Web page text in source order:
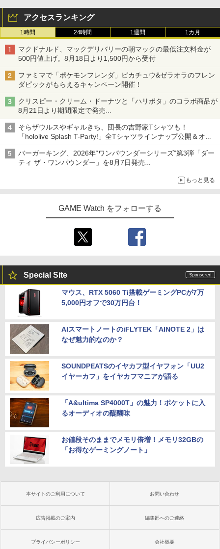
アクセスランキング
1時間 24時間 1週間 1カ月
マクドナルド、マックデリバリーの朝マックの最低注文料金が
500円値上げ。8月18日より1,500円から受付
ファミマで「ポケモンフレンダ」ピカチュウ&ゼラオラのフレン
ダピックがもらえるキャンペーン開催！
クリスピー・クリーム・ドーナツと「ハリポタ」のコラボ商品が
8月21日より期間限定で発売
組分け帽子ドーナツなど見た目も楽しい商品が登場
そらザウルスやギャルきち、団長の吉野家Tシャツも！
「hololive Splash T-Party!」全Tシャツラインナップ公開＆オン
ライン販売開始
バーガーキング、2026年“ワンパウンダーシリーズ”第3弾「ダー
ティ ザ・ワンパウンダー」を8月7日発売
もっと見る
GAME Watch をフォローする
Special Site
マウス、RTX 5060 Ti搭載ゲーミングPCが7万
5,000円オフで30万円台！
AIスマートノートのiFLYTEK「AINOTE 2」は
なぜ魅力的なのか？
SOUNDPEATSのイヤカフ型イヤフォン「UU2
イヤーカフ」をイヤカフマニアが語る
「A&ultima SP4000T」の魅力！ポケットに入
るオーディオの醍醐味
お値段そのままでメモリ倍増！メモリ32GBの
「お得なゲーミングノート」
本サイトのご利用について お問い合わせ
広告掲載のご案内 編集部へのご連絡
プライバシーポリシー 会社概要